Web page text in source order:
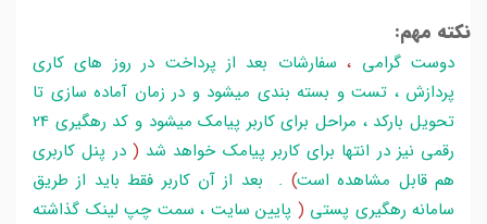
نکته مهم:
دوست گرامی ،سفارشات بعد از پرداخت در روز های کاری
پردازش ، تست و بسته بندی میشود و در زمان آماده سازی تا
تحویل بارکد ، مراحل برای کاربر پیامک میشود و کد رهگیری 24
رقمی نیز در انتها برای کاربر پیامک خواهد شد ( در پنل کاربری
هم قابل مشاهده است) . بعد از آن کاربر فقط باید از طریق
سامانه رهگیری پستی ( پایین سایت ، سمت چپ لینک گذاشته